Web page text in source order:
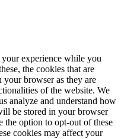
experience while you
the cookies that are
your browser as they are
of the website. We
analyze and understand how
be stored in your browser
the option to opt-out of these
cookies may affect your